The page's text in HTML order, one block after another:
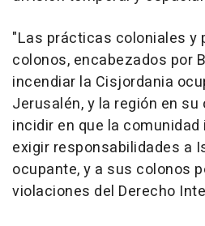
"Las prácticas coloniales y
colonos, encabezados por
incendiar la Cisjordania
Jerusalén, y la región en
incidir en que la
exigir responsabilidades a
ocupante, y a sus colonos
violaciones del Derecho